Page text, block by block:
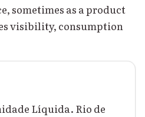
sometimes as a product
visibility, consumption
Líquida. Rio de